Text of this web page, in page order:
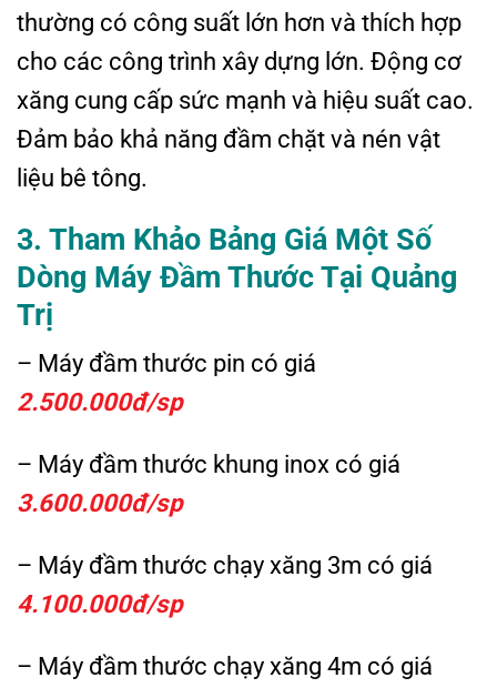
thường có công suất lớn hơn và thích hợp
cho các công trình xây dựng lớn. Động cơ
xăng cung cấp sức mạnh và hiệu suất cao.
Đảm bảo khả năng đầm chặt và nén vật
liệu bê tông.
3. Tham Khảo Bảng Giá Một Số
Dòng Máy Đầm ThướcTại Quảng
Trị
– Máy đầm thước pin có giá
2.500.000đ/sp
– Máy đầm thước khung inox có giá
3.600.000đ/sp
– Máy đầm thước chạy xăng 3m có giá
4.100.000đ/sp
– Máy đầm thước chạy xăng 4m có giá